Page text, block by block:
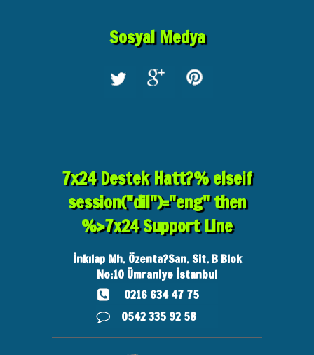
Sosyal Medya
7x24 Destek Hatt?% elseif
session("dil")="eng" then
%>7x24 Support Line
İnkılap Mh. Özenta?San. Sit. B Blok
No:10 Ümraniye İstanbul
0216 634 47 75
0542 335 92 58